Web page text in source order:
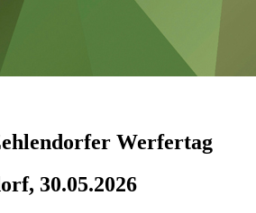
Werfertag
30.05.2026